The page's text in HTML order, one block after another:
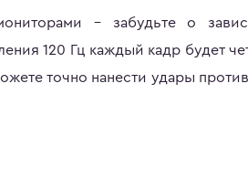
– забудьте о
120 Гц каждый кадр будет
точно нанести удары